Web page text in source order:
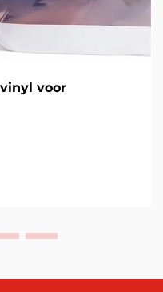
voor